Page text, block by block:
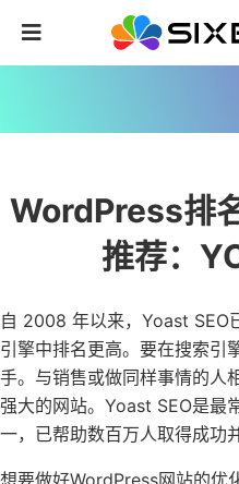
WordPress排
推荐：
自 2008 年以来，Yoast SEO
引擎中排名更高。要在搜索引
手。与销售或做同样事情的人
强大的网站。Yoast SEO是最
一，已帮助数百万人取得成功
想要做好WordPress网站的优